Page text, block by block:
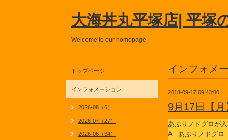
大海丼丸平塚店| 平塚
Welcome to our homepage
インフォメ
2018-09-17 09:43:00
9月17日【
あぶりノドグロが
A あぶりノドグ
トップページ
インフォメーション
2026-08（6）
2026-07（27）
2026-06（34）